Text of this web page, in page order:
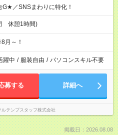
G★／SNSまわりに特化！
休憩1時間)
月～！
躍中 / 服装自由 / パソコンスキル不要
募する 詳細へ
ルテンプスタッフ株式会社
掲載日：2026.08.08